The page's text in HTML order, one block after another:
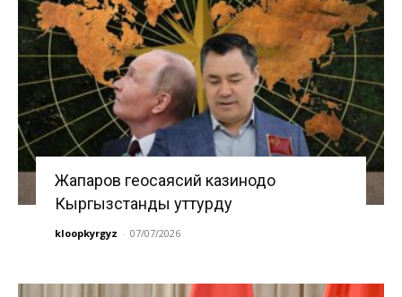
Жапаров геосаясий казинодо
Кыргызстанды уттурду
kloopkyrgyz - 07/07/2026